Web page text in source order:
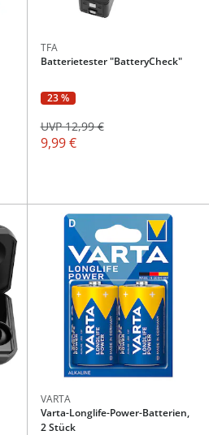
TFA
Batterietester "BatteryCheck"
23 %
9,99 €
UVP 12,99 €
VARTA
Varta-Longlife-Power-Batterien,
2 Stück